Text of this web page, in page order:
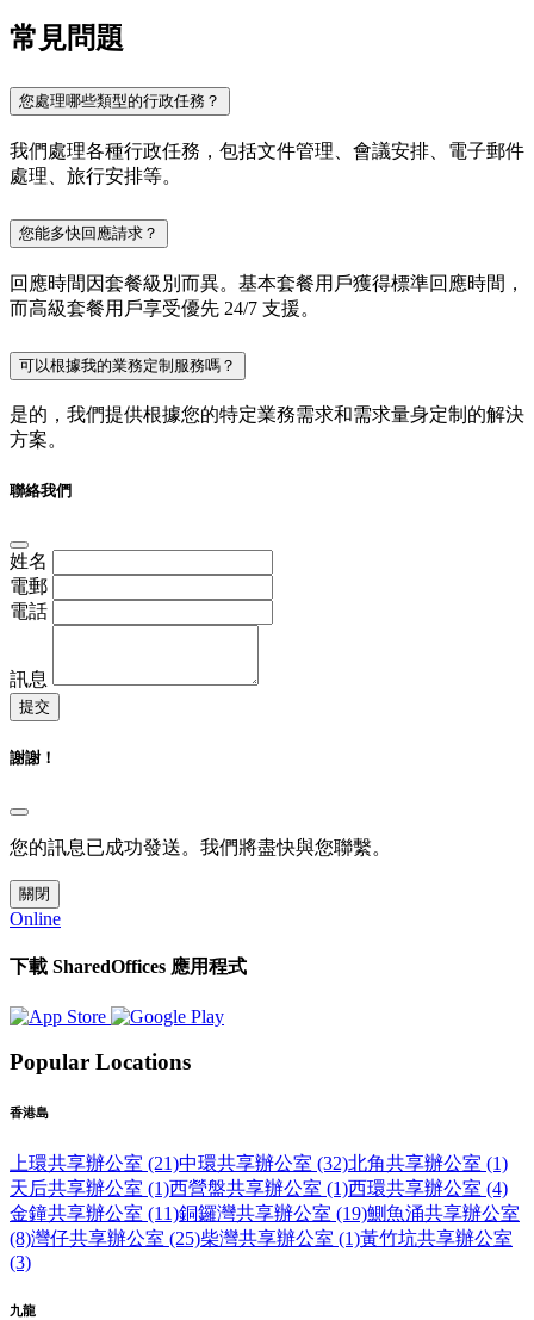
常見問題
您處理哪些類型的行政任務？
我們處理各種行政任務，包括文件管理、會議安排、電子郵件
處理、旅行安排等。
您能多快回應請求？
回應時間因套餐級別而異。基本套餐用戶獲得標準回應時間，
而高級套餐用戶享受優先 24/7 支援。
可以根據我的業務定制服務嗎？
是的，我們提供根據您的特定業務需求和需求量身定制的解決
方案。
聯絡我們
姓名
電郵
電話
訊息
提交
謝謝！
您的訊息已成功發送。我們將盡快與您聯繫。
關閉
Online
下載 SharedOffices 應用程式
Popular Locations
香港島
上環共享辦公室 (21)中環共享辦公室 (32)北角共享辦公室 (1)
天后共享辦公室 (1)西營盤共享辦公室 (1)西環共享辦公室 (4)
金鐘共享辦公室 (11)銅鑼灣共享辦公室 (19)鰂魚涌共享辦公室
(8)灣仔共享辦公室 (25)柴灣共享辦公室 (1)黃竹坑共享辦公室
(3)
九龍